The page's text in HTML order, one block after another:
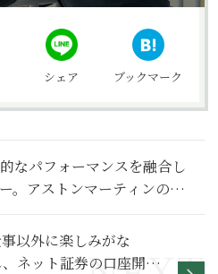
シェア ブックマーク
なパフォーマンスを融合し
。アストンマーティンの高
」誕生
以外に楽しみがな
ネット証券の口座開設